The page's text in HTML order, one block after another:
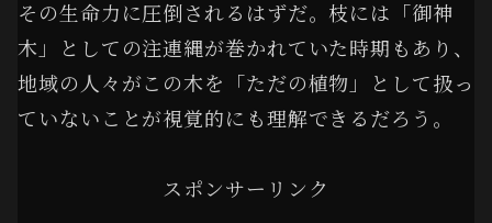
その生命力に圧倒されるはずだ。枝には「御神
木」としての注連縄が巻かれていた時期もあり、
地域の人々がこの木を「ただの植物」として扱っ
ていないことが視覚的にも理解できるだろう。
スポンサーリンク